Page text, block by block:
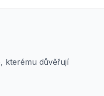
kterému důvěřují